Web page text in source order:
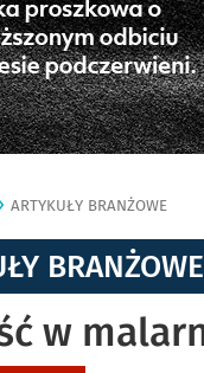
ARTYKUŁY BRANŻOWE
BRANŻOWE
w